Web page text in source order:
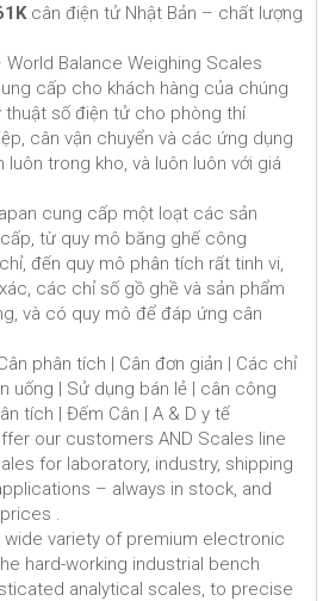
cân điện tử Nhật Bản – chất lượng
Balance Weighing Scales
cấp cho khách hàng của chúng
thuật số điện tử cho phòng thí
cân vận chuyển và các ứng dụng
trong kho, và luôn luôn với giá
cung cấp một loạt các sản
từ quy mô băng ghế công
đến quy mô phân tích rất tinh vi,
các chỉ số gồ ghề và sản phẩm
và có quy mô để đáp ứng cân
phân tích | Cân đơn giản | Các chỉ
uống | Sử dụng bán lẻ | cân công
tích | Đếm Cân | A & D y tế
our customers AND Scales line
for laboratory, industry, shipping
– always in stock, and
.
variety of premium electronic
hard-working industrial bench
analytical scales, to precise